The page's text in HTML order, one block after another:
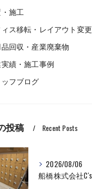
施工
ス移転・レイアウト変更
回収・産業廃棄物
績・施工事例
フブログ
投稿 Recent Posts
2026/08/06